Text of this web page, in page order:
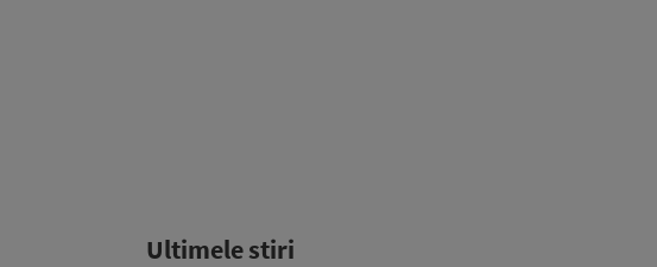
Ultimele stiri